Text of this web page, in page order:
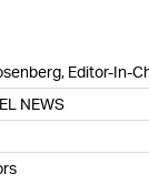
Editor-In-
NEWS